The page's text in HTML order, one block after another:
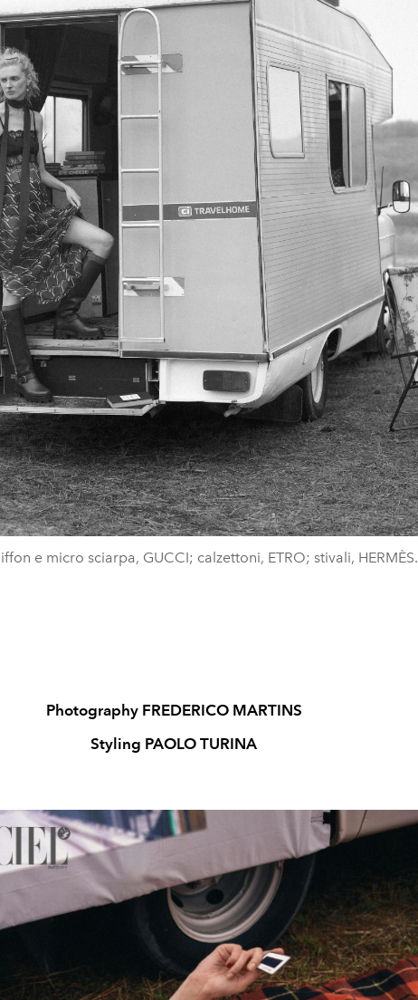
e micro sciarpa, GUCCI; calzettoni, ETRO; stivali, HERMÈS.
Photography FREDERICO MARTINS
Styling PAOLO TURINA